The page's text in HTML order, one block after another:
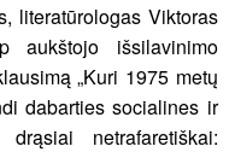
literatūrologas Viktoras
aukštojo išsilavinimo
„Kuri 1975 metų
dabarties socialines ir
netrafaretiškai: